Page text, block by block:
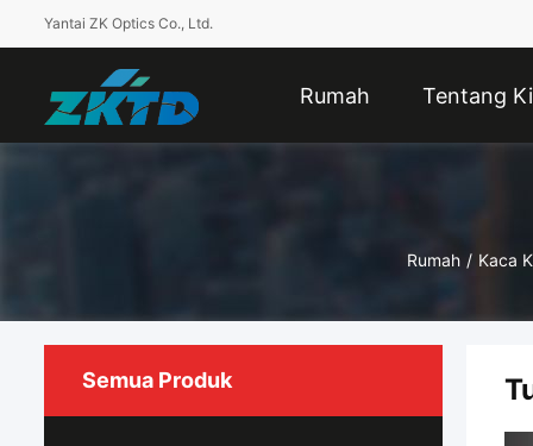
Yantai ZK Optics Co., Ltd.
Rumah Tentang
Rumah / Kaca
Semua Produk